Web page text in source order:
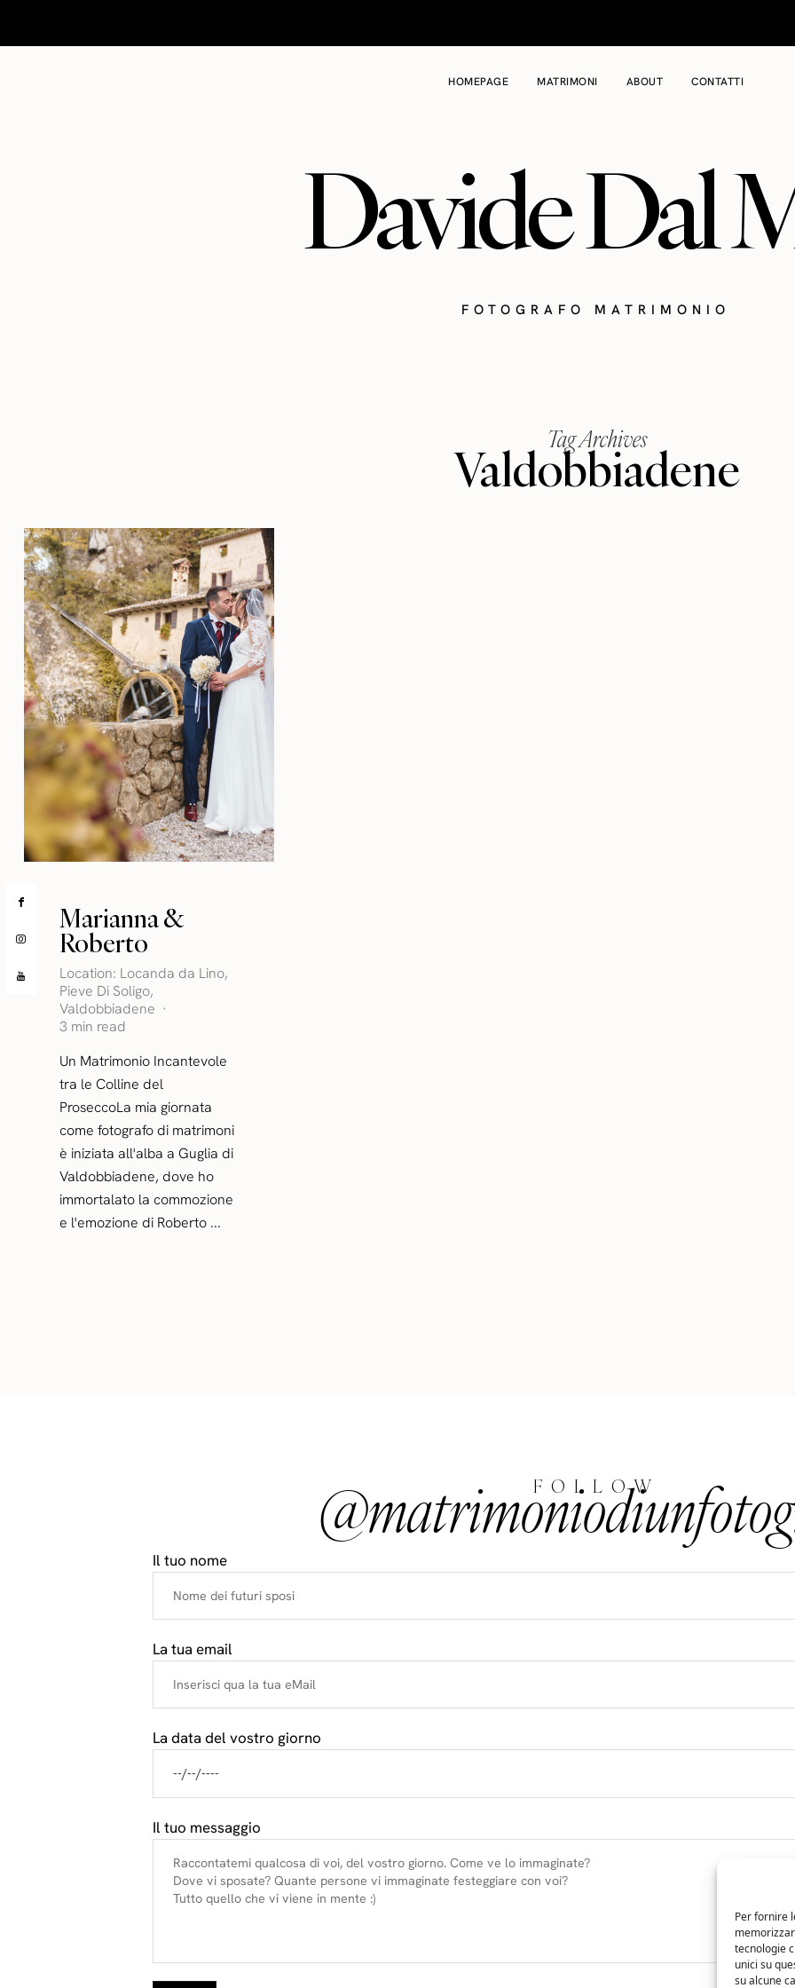
Per fornire
tecnologie
unici su
su alcune
HOMEPAGE MATRIMONI ABOUT CONTATTI
Davide Dal
FOTOGRAFO MATRIMONIO
Tag Archives
Valdobbiadene
Marianna &
Roberto
Location: Locanda da Lino,
Pieve Di Soligo,
Valdobbiadene
3 min read
Un Matrimonio Incantevole
tra le Colline del
ProseccoLa mia giornata
come fotografo di matrimoni
è iniziata all'alba a Guglia di
Valdobbiadene, dove ho
immortalato la commozione
e l'emozione di Roberto ...
FOLLOW
Il tuo nome
La tua email
La data del vostro giorno
Il tuo messaggio